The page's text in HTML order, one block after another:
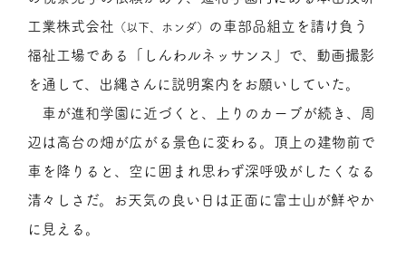
工業株式会社 （以下、ホンダ）
の車部品組立を請け負う
福祉工場である「しんわルネッサンス」で、動画撮影
を通して、出縄さんに説明案内をお願いしていた。
車が進和学園に近づくと、上りのカーブが続き、周
辺は高台の畑が広がる景色に変わる。頂上の建物前で
車を降りると、空に囲まれ思わず深呼吸がしたくなる
清々しさだ。お天気の良い日は正面に富士山が鮮やか
に見える。